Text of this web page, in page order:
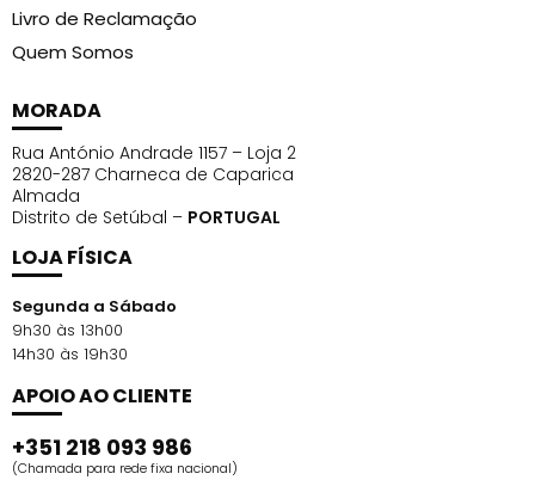
Livro de Reclamação
Quem Somos
MORADA
Rua António Andrade 1157 – Loja 2
2820-287 Charneca de Caparica
Almada
Distrito de Setúbal – PORTUGAL
LOJA FÍSICA
Segunda a Sábado
9h30 às 13h00
14h30 às 19h30
APOIO AO CLIENTE
+351 218 093 986
(Chamada para rede fixa nacional)